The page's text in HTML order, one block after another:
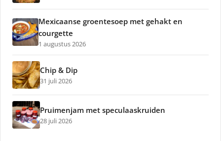
Mexicaanse groentesoep met gehakt en
courgette
1 augustus 2026
Chip & Dip
31 juli 2026
Pruimenjam met speculaaskruiden
28 juli 2026